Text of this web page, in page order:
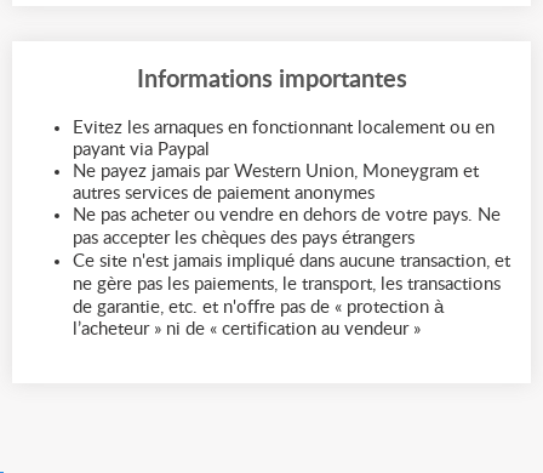
Informations importantes
Evitez les arnaques en fonctionnant localement ou en
payant via Paypal
Ne payez jamais par Western Union, Moneygram et
autres services de paiement anonymes
Ne pas acheter ou vendre en dehors de votre pays. Ne
pas accepter les chèques des pays étrangers
Ce site n'est jamais impliqué dans aucune transaction, et
ne gère pas les paiements, le transport, les transactions
de garantie, etc. et n'offre pas de « protection à
l’acheteur » ni de « certification au vendeur »